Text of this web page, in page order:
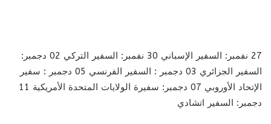
27 نفمبر: السفير الإسباني 30 نفمبر: السفير التركي 02 دجمبر:
السفير الجزائري 03 دجمبر : السفير الفرنسي 05 دجمبر : سفير
الإتحاد الأوروبي 07 دجمبر: سفيرة الولايات المتحدة الأمريكية 11
دجمبر: السفير اتشادي